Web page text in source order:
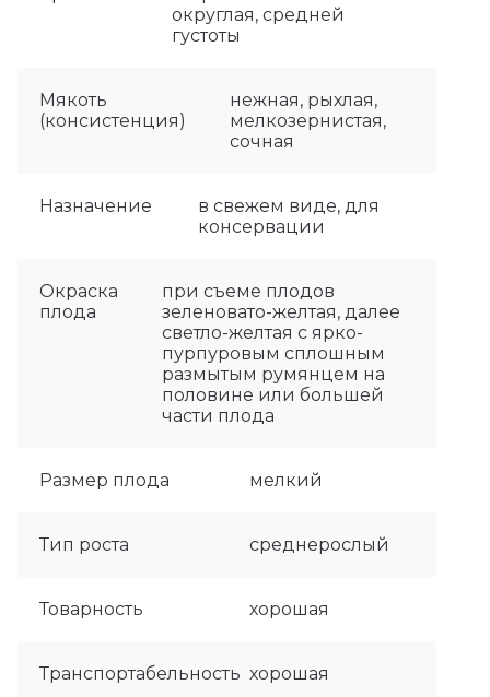
округлая, средней
густоты
Мякоть
(консистенция)
нежная, рыхлая,
мелкозернистая,
сочная
Назначение
в свежем виде, для
консервации
Окраска
плода
при съеме плодов
зеленовато-желтая, далее
светло-желтая с ярко-
пурпуровым сплошным
размытым румянцем на
половине или большей
части плода
Размер плода мелкий
Тип роста среднерослый
Товарность хорошая
Транспортабельность хорошая